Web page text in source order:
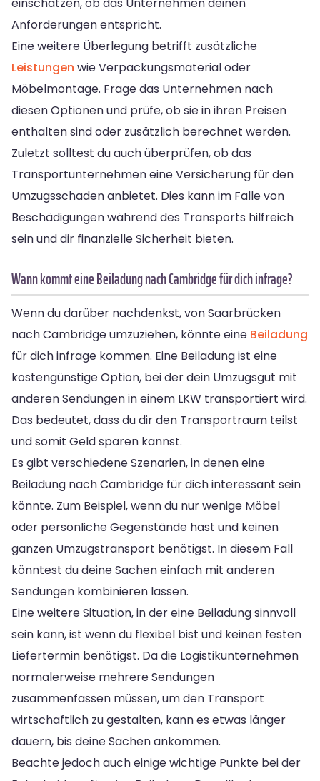
Anforderungen entspricht.
Eine weitere Überlegung betrifft zusätzliche
Leistungen wie Verpackungsmaterial oder
Möbelmontage. Frage das Unternehmen nach
diesen Optionen und prüfe, ob sie in ihren Preisen
enthalten sind oder zusätzlich berechnet werden.
Zuletzt solltest du auch überprüfen, ob das
Transportunternehmen eine Versicherung für den
Umzugsschaden anbietet. Dies kann im Falle von
Beschädigungen während des Transports hilfreich
sein und dir finanzielle Sicherheit bieten.
Wann kommt eine Beiladung nach Cambridge für dich infrage?
Wenn du darüber nachdenkst, von Saarbrücken
nach Cambridge umzuziehen, könnte eine Beiladung
für dich infrage kommen. Eine Beiladung ist eine
kostengünstige Option, bei der dein Umzugsgut mit
anderen Sendungen in einem LKW transportiert wird.
Das bedeutet, dass du dir den Transportraum teilst
und somit Geld sparen kannst.
Es gibt verschiedene Szenarien, in denen eine
Beiladung nach Cambridge für dich interessant sein
könnte. Zum Beispiel, wenn du nur wenige Möbel
oder persönliche Gegenstände hast und keinen
ganzen Umzugstransport benötigst. In diesem Fall
könntest du deine Sachen einfach mit anderen
Sendungen kombinieren lassen.
Eine weitere Situation, in der eine Beiladung sinnvoll
sein kann, ist wenn du flexibel bist und keinen festen
Liefertermin benötigst. Da die Logistikunternehmen
normalerweise mehrere Sendungen
zusammenfassen müssen, um den Transport
wirtschaftlich zu gestalten, kann es etwas länger
dauern, bis deine Sachen ankommen.
Beachte jedoch auch einige wichtige Punkte bei der